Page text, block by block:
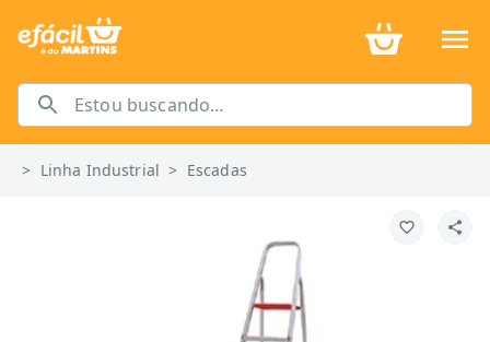
> Linha Industrial > Escadas